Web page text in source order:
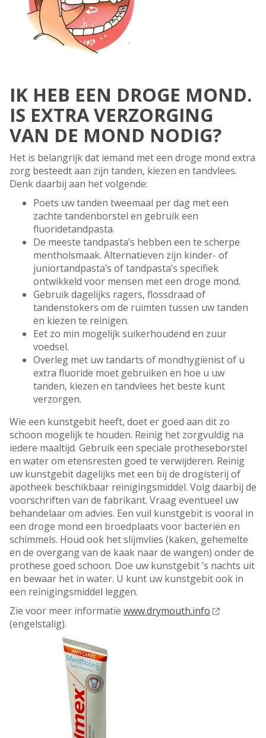
IK HEB EEN DROGE MOND.
IS EXTRA VERZORGING
VAN DE MOND NODIG?
Het is belangrijk dat iemand met een droge mond extra
zorg besteedt aan zijn tanden, kiezen en tandvlees.
Denk daarbij aan het volgende:
Poets uw tanden tweemaal per dag met een
zachte tandenborstel en gebruik een
fluoridetandpasta.
De meeste tandpasta’s hebben een te scherpe
mentholsmaak. Alternatieven zijn kinder- of
juniortandpasta’s of tandpasta’s specifiek
ontwikkeld voor mensen met een droge mond.
Gebruik dagelijks ragers, flossdraad of
tandenstokers om de ruimten tussen uw tanden
en kiezen te reinigen.
Eet zo min mogelijk suikerhoudend en zuur
voedsel.
Overleg met uw tandarts of mondhygiënist of u
extra fluoride moet gebruiken en hoe u uw
tanden, kiezen en tandvlees het beste kunt
verzorgen.
Wie een kunstgebit heeft, doet er goed aan dit zo
schoon mogelijk te houden. Reinig het zorgvuldig na
iedere maaltijd. Gebruik een speciale protheseborstel
en water om etensresten goed te verwijderen. Reinig
uw kunstgebit dagelijks met een bij de drogisterij of
apotheek beschikbaar reinigingsmiddel. Volg daarbij de
voorschriften van de fabrikant. Vraag eventueel uw
behandelaar om advies. Een vuil kunstgebit is vooral in
een droge mond een broedplaats voor bacteriën en
schimmels. Houd ook het slijmvlies (kaken, gehemelte
en de overgang van de kaak naar de wangen) onder de
prothese goed schoon. Doe uw kunstgebit ’s nachts uit
en bewaar het in water. U kunt uw kunstgebit ook in
een reinigingsmiddel leggen.
Zie voor meer informatie www.drymouth.info
(engelstalig).